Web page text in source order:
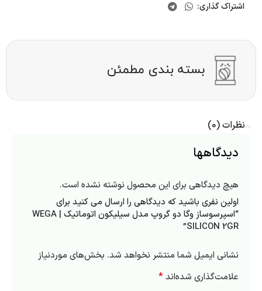
اشتراک گذاری:
نظرات (0)
دیدگاهها
هیچ دیدگاهی برای این محصول نوشته نشده است.
اولین نفری باشید که دیدگاهی را ارسال می کنید برای
“اسپرسوساز وگا دو گروپ مدل سیلیکون اتوماتیک | WEGA
SILICON 2GR”
نشانی ایمیل شما منتشر نخواهد شد. بخش‌های موردنیاز
علامت‌گذاری شده‌اند*